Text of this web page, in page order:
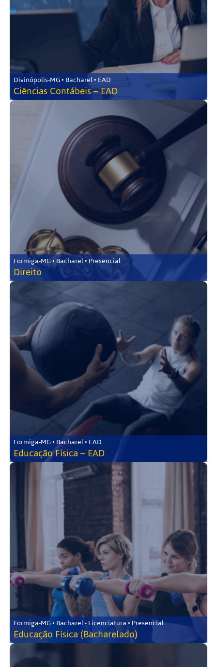
Divinópolis-MG • Bacharel • EAD
Ciências Contábeis – EAD
Formiga-MG • Bacharel • Presencial
Direito
Formiga-MG • Bacharel • EAD
Educação Física – EAD
Formiga-MG • Bacharel - Licenciatura • Presencial
Educação Física (Bacharelado)